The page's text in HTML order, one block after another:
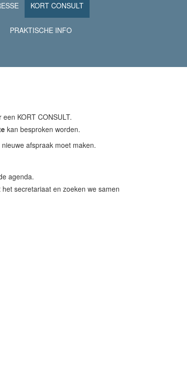
KORT CONSULT
PRAKTISCHE INFO
KORT CONSULT.
kan besproken worden.
afspraak moet maken.
agenda.
secretariaat en zoeken we samen